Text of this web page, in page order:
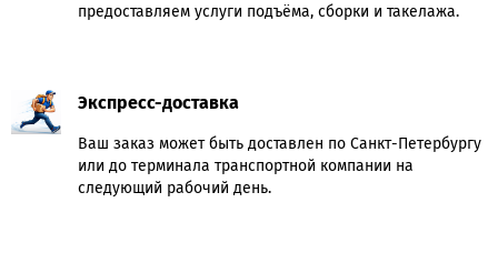
предоставляем услуги подъёма, сборки и такелажа.
Экспресс-доставка
Ваш заказ может быть доставлен по Санкт-Петербургу
или до терминала транспортной компании на
следующий рабочий день.